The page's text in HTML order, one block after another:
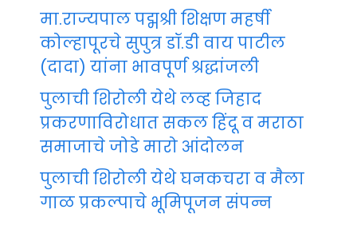
मा.राज्यपाल पद्मश्री शिक्षण महर्षी
कोल्हापूरचे सुपुत्र डॉ.डी वाय पाटील
(दादा) यांना भावपूर्ण श्रद्धांजली
पुलाची शिरोली येथे लव्ह जिहाद
प्रकरणाविरोधात सकल हिंदू व मराठा
समाजाचे जोडे मारो आंदोलन
पुलाची शिरोली येथे घनकचरा व मैला
गाळ प्रकल्पाचे भूमिपूजन संपन्न